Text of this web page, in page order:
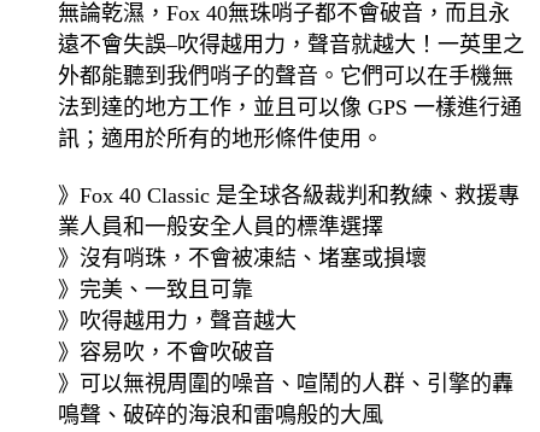
無論乾濕，Fox 40無珠哨子都不會破音，而且永
遠不會失誤–吹得越用力，聲音就越大！一英里之
外都能聽到我們哨子的聲音。它們可以在手機無
法到達的地方工作，並且可以像 GPS 一樣進行通
訊；適用於所有的地形條件使用。
》Fox 40 Classic 是全球各級裁判和教練、救援專
業人員和一般安全人員的標準選擇
》沒有哨珠，不會被凍結、堵塞或損壞
》完美、一致且可靠
》吹得越用力，聲音越大
》容易吹，不會吹破音
》可以無視周圍的噪音、喧鬧的人群、引擎的轟
鳴聲、破碎的海浪和雷鳴般的大風